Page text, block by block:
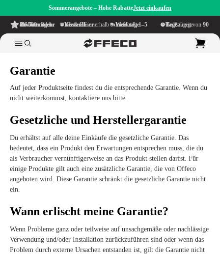
Sommerangebote – Hohe RabatteJetzt einkaufen
4.6/5
aus mehr als 500 Bewertungen
auf TrustPilot Kostenloser Versand
innerhalb NL & BE Lieferzeit innerhalb
1–5 Werktage Großzügige Bedenkzeit von
90 Tage
Garantie
Auf jeder Produktseite findest du die entsprechende Garantie. Wenn du
nicht weiterkommst, kontaktiere uns bitte.
Gesetzliche und Herstellergarantie
Du erhältst auf alle deine Einkäufe die gesetzliche Garantie. Das
bedeutet, dass ein Produkt den Erwartungen entsprechen muss, die du
als Verbraucher vernünftigerweise an das Produkt stellen darfst. Für
einige Produkte gilt auch eine zusätzliche Garantie, die von Offeco
angeboten wird. Diese Garantie schränkt die gesetzliche Garantie nicht
ein.
Wann erlischt meine Garantie?
Wenn Probleme ganz oder teilweise auf unsachgemäße oder nachlässige
Verwendung und/oder Installation zurückzuführen sind oder wenn das
Problem durch externe Ursachen entstanden ist, gilt die Garantie nicht